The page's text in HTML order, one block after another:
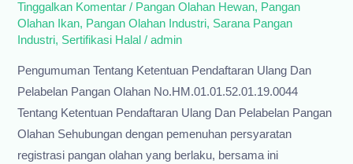
Tinggalkan Komentar / Pangan Olahan Hewan, Pangan
Olahan Ikan, Pangan Olahan Industri, Sarana Pangan
Industri, Sertifikasi Halal /admin
Pengumuman Tentang Ketentuan Pendaftaran Ulang Dan
Pelabelan Pangan Olahan No.HM.01.01.52.01.19.0044
Tentang Ketentuan Pendaftaran Ulang Dan Pelabelan Pangan
Olahan Sehubungan dengan pemenuhan persyaratan
registrasi pangan olahan yang berlaku, bersama ini